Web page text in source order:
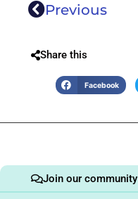
Previous
Share this
Facebook
Join our community